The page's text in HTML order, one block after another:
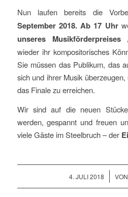
Nun laufen bereits die
September 2018. Ab 17 Uhr
unseres
wieder ihr kompositorisches
Sie müssen das Publikum, das
sich und ihrer Musik
das Finale zu erreichen.
Wir sind auf die neuen
werden, gespannt und freuen
viele Gäste im Steelbruch – der
4. JULI 2018
/